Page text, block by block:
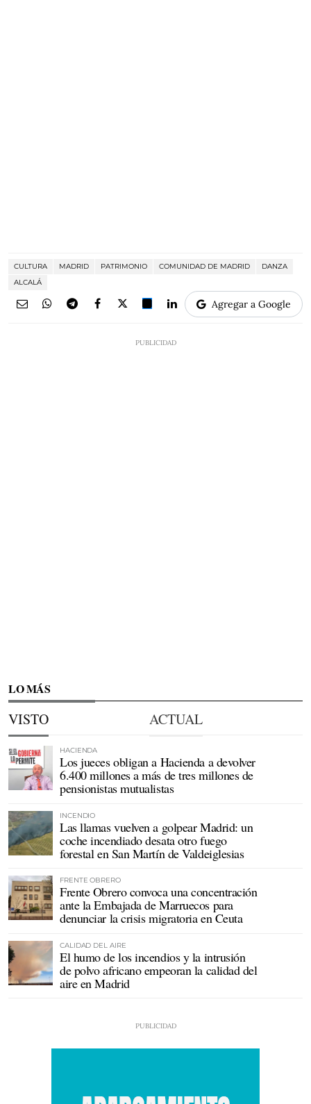
CULTURA MADRID PATRIMONIO COMUNIDAD DE MADRID
DANZA
ALCALÁ
Agregar a Google
LO MÁS
VISTO ACTUAL
HACIENDA
Los jueces obligan a Hacienda a devolver
6.400 millones a más de tres millones de
pensionistas mutualistas
INCENDIO
Las llamas vuelven a golpear Madrid: un
coche incendiado desata otro fuego
forestal en San Martín de Valdeiglesias
FRENTE OBRERO
Frente Obrero convoca una concentración
ante la Embajada de Marruecos para
denunciar la crisis migratoria en Ceuta
CALIDAD DEL AIRE
El humo de los incendios y la intrusión
de polvo africano empeoran la calidad del
aire en Madrid